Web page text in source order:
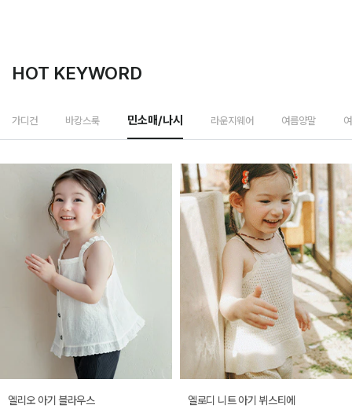
HOT KEYWORD
가디건 바캉스룩 민소매/나시 라운지웨어 여름양말
미렐 아기 라운지웨어 [SIZE ~6Y] 로미나 라운지 셋업